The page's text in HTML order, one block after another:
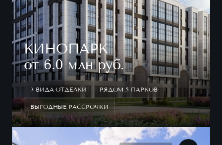
КИНОПАРК
от 6.0 млн руб.
3 ВИДА ОТДЕЛКИ РЯДОМ 5 ПАРКОВ
ВЫГОДНЫЕ РАССРОЧКИ